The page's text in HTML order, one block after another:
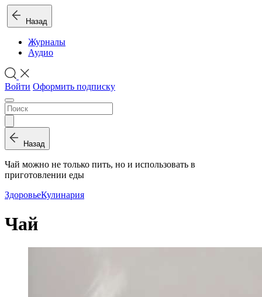
Назад
Журналы
Аудио
Войти Оформить подписку
Назад
Чай можно не только пить, но и использовать в
приготовлении еды
ЗдоровьеКулинария
Чай